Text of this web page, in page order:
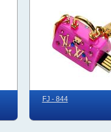
FJ - 844